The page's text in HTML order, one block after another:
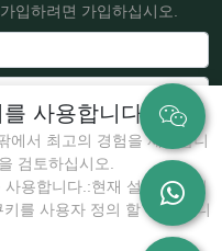
사용합니다
에서 최고의 경험을 제공합니
검토하십시오.
용합니다.:현재 설정에 동의
를 사용자 정의 할 수 있습니
입하려면 가입하십시오.